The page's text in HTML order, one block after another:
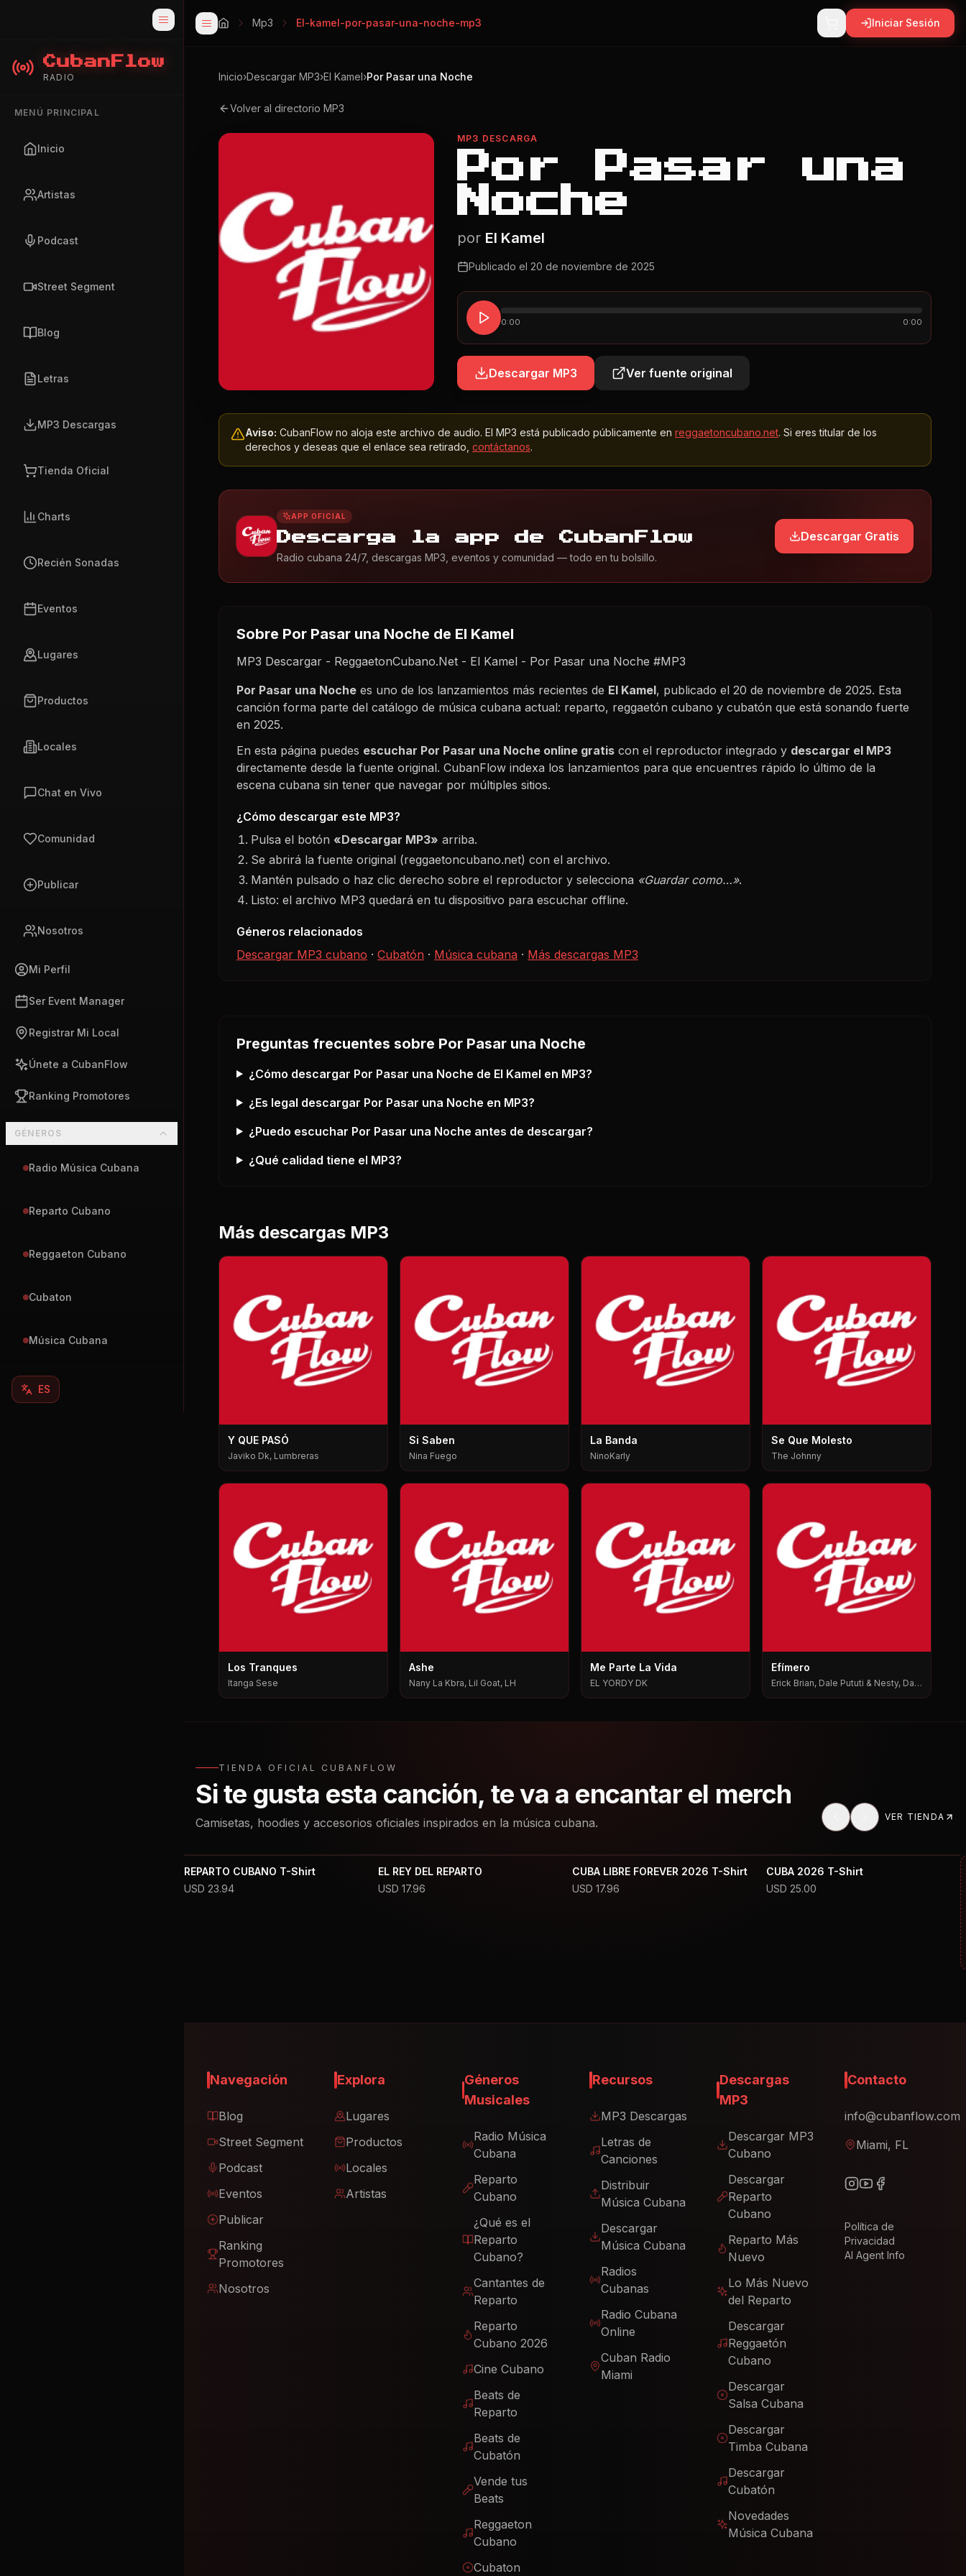
CubanFlow
RADIO
MENÚ PRINCIPAL
Inicio
Artistas
Podcast
Street Segment
Blog
Letras
MP3 Descargas
Tienda Oficial
Charts
Recién Sonadas
Eventos
Lugares
Productos
Locales
Chat en Vivo
Comunidad
Publicar
Nosotros
Mi Perfil
Ser Event Manager
Registrar Mi Local
Únete a CubanFlow
Ranking Promotores
GÉNEROS
Radio Música Cubana
Reparto Cubano
Reggaeton Cubano
Cubaton
Música Cubana
ES
Mp3 El-kamel-por-pasar-una-noche-mp3 Iniciar Sesión
Inicio›Descargar MP3›El Kamel›Por Pasar una Noche
Volver al directorio MP3
MP3 DESCARGA
Por Pasar una
Noche
por El Kamel
Publicado el 20 de noviembre de 2025
0:00 0:00
Descargar MP3 Ver fuente original
Aviso: CubanFlow no aloja este archivo de audio. El MP3 está publicado públicamente en reggaetoncubano.net. Si eres titular de los
derechos y deseas que el enlace sea retirado, contáctanos.
APP OFICIAL
Descarga la app de CubanFlow
Radio cubana 24/7, descargas MP3, eventos y comunidad — todo en tu bolsillo.
Descargar Gratis
Sobre Por Pasar una Noche de El Kamel
MP3 Descargar - ReggaetonCubano.Net - El Kamel - Por Pasar una Noche #MP3
Por Pasar una Noche es uno de los lanzamientos más recientes de El Kamel, publicado el 20 de noviembre de 2025. Esta
canción forma parte del catálogo de música cubana actual: reparto, reggaetón cubano y cubatón que está sonando fuerte
en 2025.
En esta página puedes escuchar Por Pasar una Noche online gratis con el reproductor integrado y descargar el MP3
directamente desde la fuente original. CubanFlow indexa los lanzamientos para que encuentres rápido lo último de la
escena cubana sin tener que navegar por múltiples sitios.
¿Cómo descargar este MP3?
Pulsa el botón «Descargar MP3» arriba.
Se abrirá la fuente original (reggaetoncubano.net) con el archivo.
Mantén pulsado o haz clic derecho sobre el reproductor y selecciona «Guardar como…».
Listo: el archivo MP3 quedará en tu dispositivo para escuchar offline.
Géneros relacionados
Descargar MP3 cubano · Cubatón · Música cubana · Más descargas MP3
Preguntas frecuentes sobre Por Pasar una Noche
¿Cómo descargar Por Pasar una Noche de El Kamel en MP3?
¿Es legal descargar Por Pasar una Noche en MP3?
¿Puedo escuchar Por Pasar una Noche antes de descargar?
¿Qué calidad tiene el MP3?
Más descargas MP3
Y QUE PASÓ
Javiko Dk, Lumbreras
Si Saben
Nina Fuego
La Banda
NinoKarly
Se Que Molesto
The Johnny
Los Tranques
Itanga Sese
Ashe
Nany La Kbra, Lil Goat, LH
Me Parte La Vida
EL YORDY DK
Efímero
Erick Brian, Dale Pututi & Nesty, Dale
TIENDA OFICIAL CUBANFLOW
Si te gusta esta canción, te va a encantar el merch
Camisetas, hoodies y accesorios oficiales inspirados en la música cubana. VER TIENDA
REPARTO CUBANO T-Shirt
USD 23.94
EL REY DEL REPARTO
USD 17.96
CUBA LIBRE FOREVER 2026 T-Shirt
USD 17.96
CUBA 2026 T-Shirt
USD 25.00
Navegación
Blog
Street Segment
Podcast
Eventos
Publicar
Ranking
Promotores
Nosotros
Explora
Lugares
Productos
Locales
Artistas
Géneros
Musicales
Radio Música
Cubana
Reparto
Cubano
¿Qué es el
Reparto
Cubano?
Cantantes de
Reparto
Reparto
Cubano 2026
Cine Cubano
Beats de
Reparto
Beats de
Cubatón
Vende tus
Beats
Reggaeton
Cubano
Cubaton
Recursos
MP3 Descargas
Letras de
Canciones
Distribuir
Música Cubana
Descargar
Música Cubana
Radios
Cubanas
Radio Cubana
Online
Cuban Radio
Miami
Descargas
MP3
Descargar MP3
Cubano
Descargar
Reparto
Cubano
Reparto Más
Nuevo
Lo Más Nuevo
del Reparto
Descargar
Reggaetón
Cubano
Descargar
Salsa Cubana
Descargar
Timba Cubana
Descargar
Cubatón
Novedades
Música Cubana
Contacto
info@cubanflow.com
Miami, FL
Política de
Privacidad
AI Agent Info